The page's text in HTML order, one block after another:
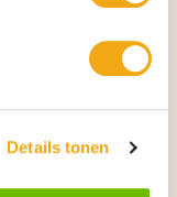
Details tonen
schilderijen,
door unieke